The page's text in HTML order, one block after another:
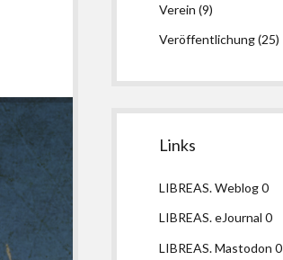
Verein (9)
Veröffentlichung(25)
Links
LIBREAS. Weblog0
LIBREAS. eJournal 0
LIBREAS. Mastodon 0